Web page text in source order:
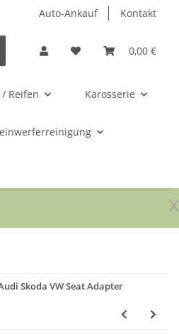
Auto-Ankauf Kontakt
0,00 €
/ Reifen Karosserie
x
Skoda VW Seat Adapter